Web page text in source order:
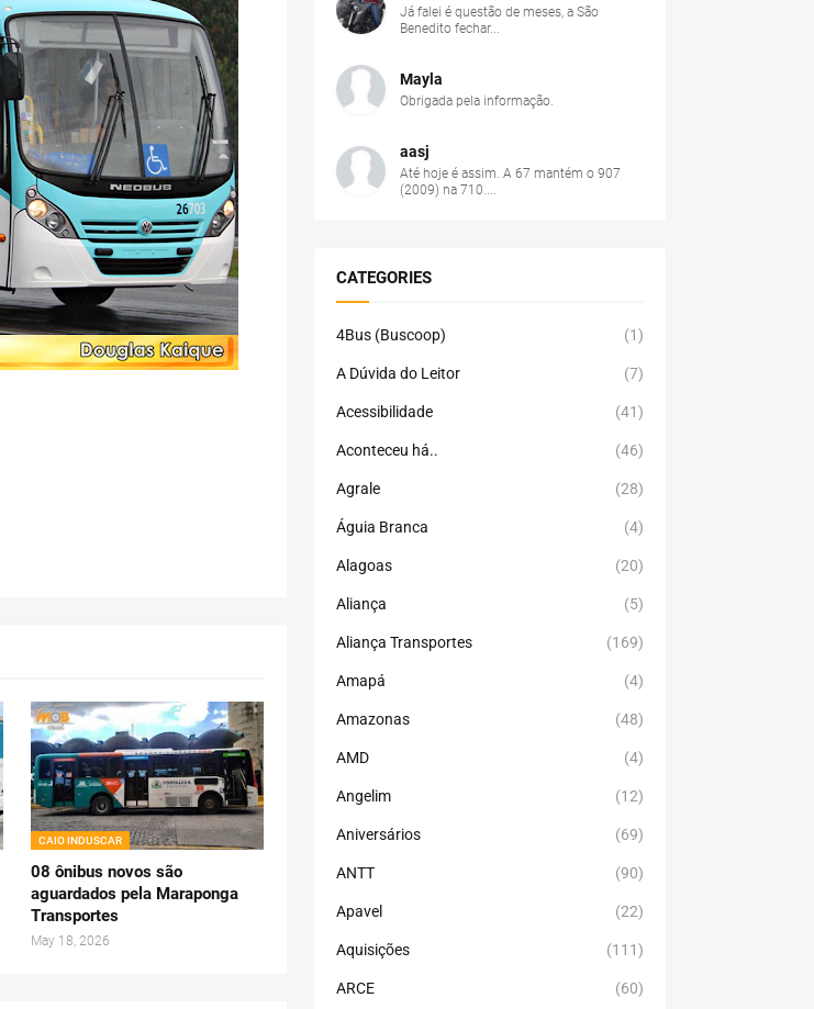
CAIO INDUSCAR
08 ônibus novos são
aguardados pela Maraponga
Transportes
May 18, 2026
Já falei é questão de meses, a São
Benedito fechar...
Mayla
Obrigada pela informação.
aasj
Até hoje é assim. A 67 mantém o 907
(2009) na 710....
CATEGORIES
4Bus (Buscoop) (1)
A Dúvida do Leitor (7)
Acessibilidade (41)
Aconteceu há.. (46)
Agrale (28)
Águia Branca (4)
Alagoas (20)
Aliança (5)
Aliança Transportes (169)
Amapá (4)
Amazonas (48)
AMD (4)
Angelim (12)
Aniversários (69)
ANTT (90)
Apavel (22)
Aquisições (111)
ARCE (60)